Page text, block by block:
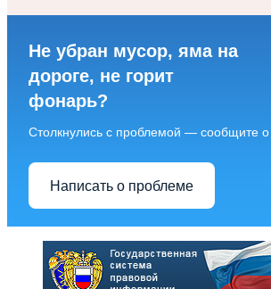
Не убран мусор, яма на
дороге, не горит
фонарь?
Столкнулись с проблемой — сообщите о
Написать о проблеме